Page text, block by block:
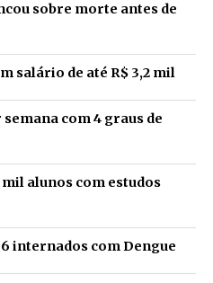
sobre morte antes de
salário de até R$ 3,2 mil
com 4 graus de
alunos com estudos
internados com Dengue